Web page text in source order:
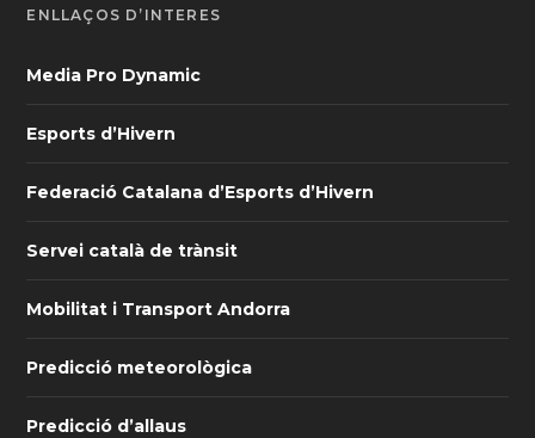
ENLLAÇOS D’INTERÈS
Media Pro Dynamic
Esports d’Hivern
Federació Catalana d’Esports d’Hivern
Servei català de trànsit
Mobilitat i Transport Andorra
Predicció meteorològica
Predicció d’allaus